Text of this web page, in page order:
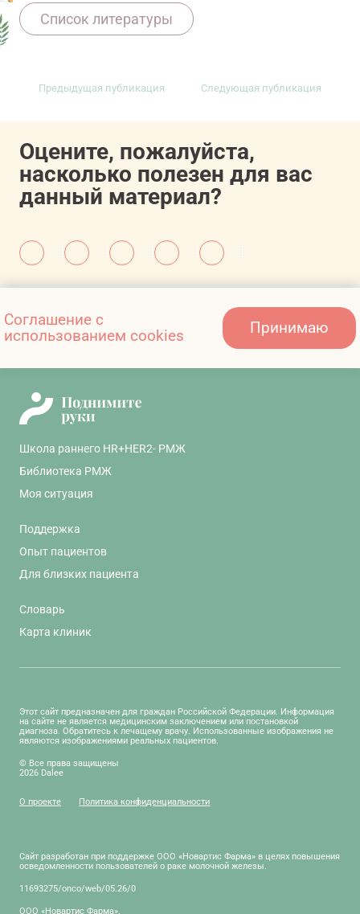
11607081/onco/web/03.26/0
Список литературы
Предыдущая публикация Следующая публикация
Оцените, пожалуйста,
насколько полезен для вас
данный материал?
Также вам может быть
интересно:
Школа раннего HR+HER2- РМЖ
Библиотека РМЖ
Моя ситуация
Поддержка
Опыт пациентов
Для близких пациента
Словарь
Карта клиник
Этот сайт предназначен для граждан Российской Федерации. Информация
на сайте не является медицинским заключением или постановкой
диагноза. Обратитесь к лечащему врачу. Использованные изображения не
являются изображениями реальных пациентов.
© Все права защищены
2026 Dalee
О проекте Политика конфиденциальности
Сайт разработан при поддержке ООО «Новартис Фарма» в целях повышения
осведомленности пользователей о раке молочной железы.
11693275/onco/web/05.26/0
ООО «Новартис Фарма»,
Соглашение с
использованием cookies
Принимаю